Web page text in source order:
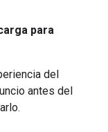
para
del
antes del